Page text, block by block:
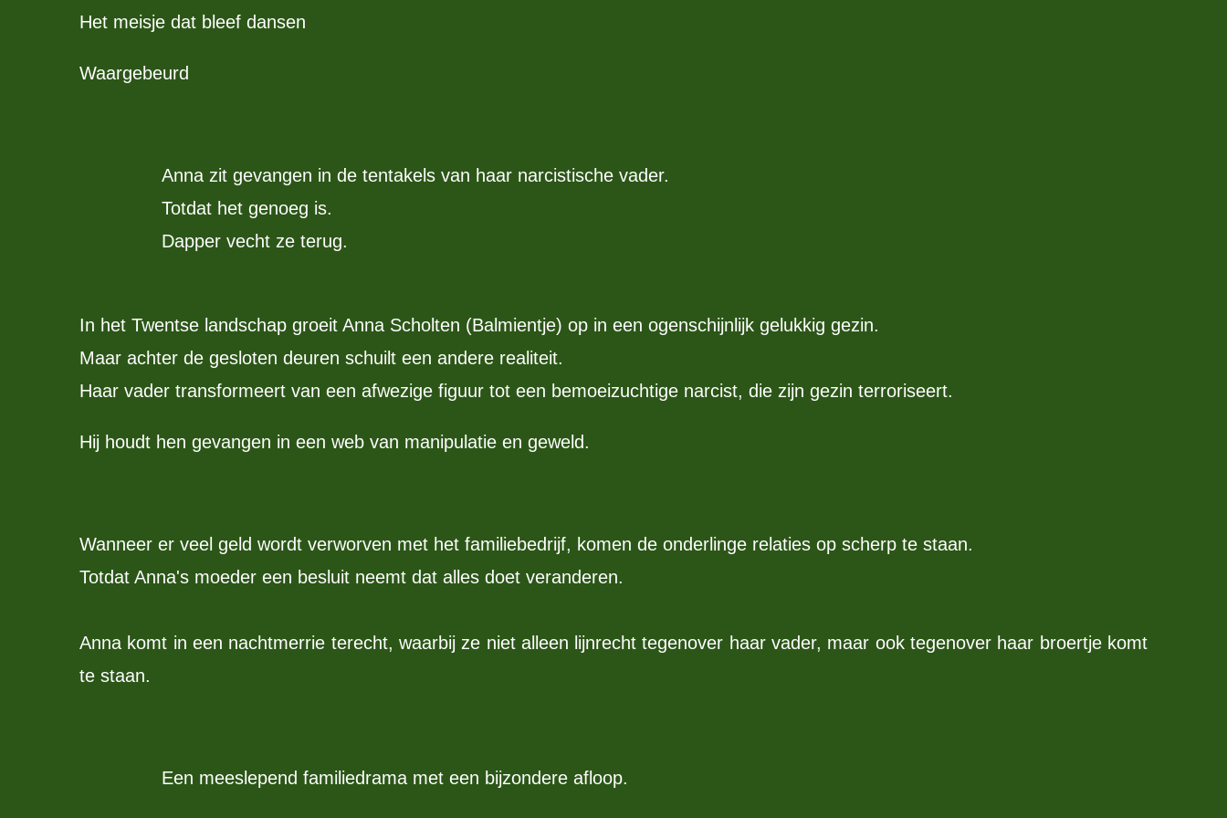
Het meisje dat bleef dansen
Waargebeurd
Anna zit gevangen in de tentakels van haar narcistische vader.
Totdat het genoeg is.
Dapper vecht ze terug.
In het Twentse landschap groeit Anna Scholten (Balmientje) op in een ogenschijnlijk gelukkig gezin.
Maar achter de gesloten deuren schuilt een andere realiteit.
Haar vader transformeert van een afwezige figuur tot een bemoeizuchtige narcist, die zijn gezin terroriseert.
Hij houdt hen gevangen in een web van manipulatie en geweld.
Wanneer er veel geld wordt verworven met het familiebedrijf, komen de onderlinge relaties op scherp te staan.
Totdat Anna's moeder een besluit neemt dat alles doet veranderen.
Anna komt in een nachtmerrie terecht, waarbij ze niet alleen lijnrecht tegenover haar vader, maar ook tegenover haar broertje komt
te staan.
Een meeslepend familiedrama met een bijzondere afloop.